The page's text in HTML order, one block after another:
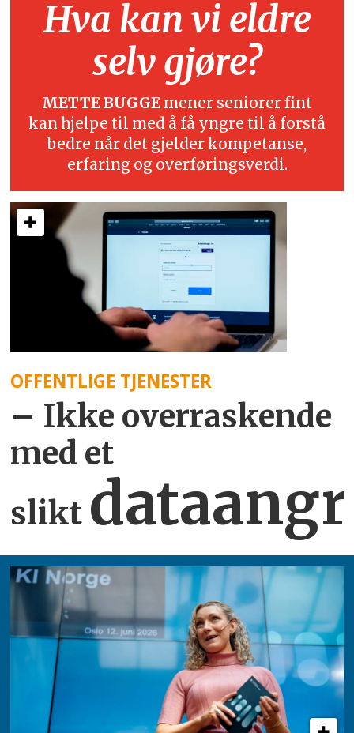
Hva kan vi eldre
selv gjøre?
METTE BUGGE mener seniorer fint
kan hjelpe til med å få yngre til å forstå
bedre når det gjelder kompetanse,
erfaring og overføringsverdi.
OFFENTLIGE TJENESTER
– Ikke overraskende
med et
slikt